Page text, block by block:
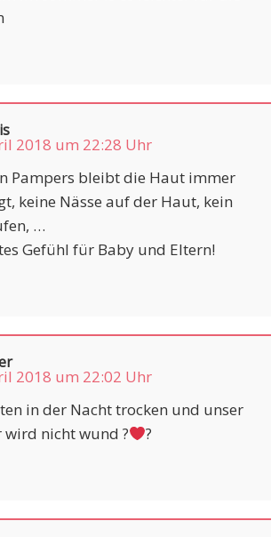
2018 um 22:28 Uhr
Pampers bleibt die Haut immer
keine Nässe auf der Haut, kein
…
Gefühl für Baby und Eltern!
2018 um 22:02 Uhr
in der Nacht trocken und unser
wird nicht wund ?
?